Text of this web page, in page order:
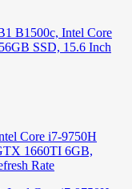
Core i7-9750H
1660TI 6GB,
Rate